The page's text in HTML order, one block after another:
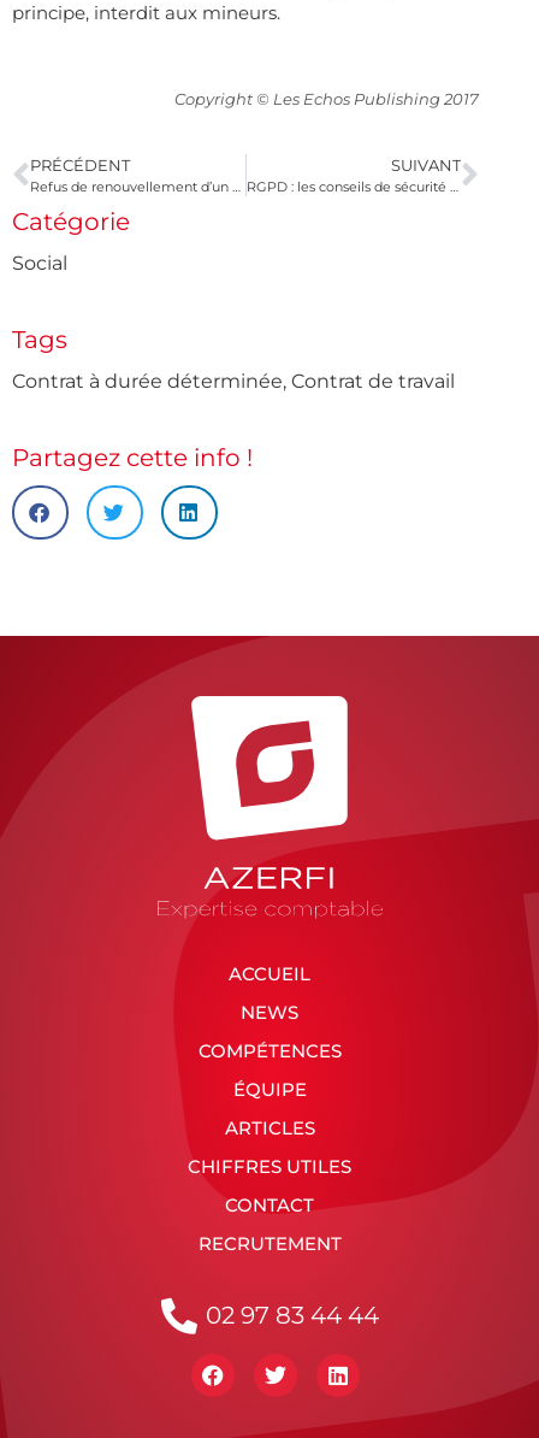
principe, interdit aux mineurs.
Copyright © Les Echos Publishing 2017
PRÉCÉDENT
Refus de renouvellement d’un bail rural
SUIVANT
RGPD : les conseils de sécurité de l’Anssi
Catégorie
Social
Tags
Contrat à durée déterminée, Contrat de travail
Partagez cette info !
ACCUEIL
NEWS
COMPÉTENCES
ÉQUIPE
ARTICLES
CHIFFRES UTILES
CONTACT
RECRUTEMENT
02 97 83 44 44